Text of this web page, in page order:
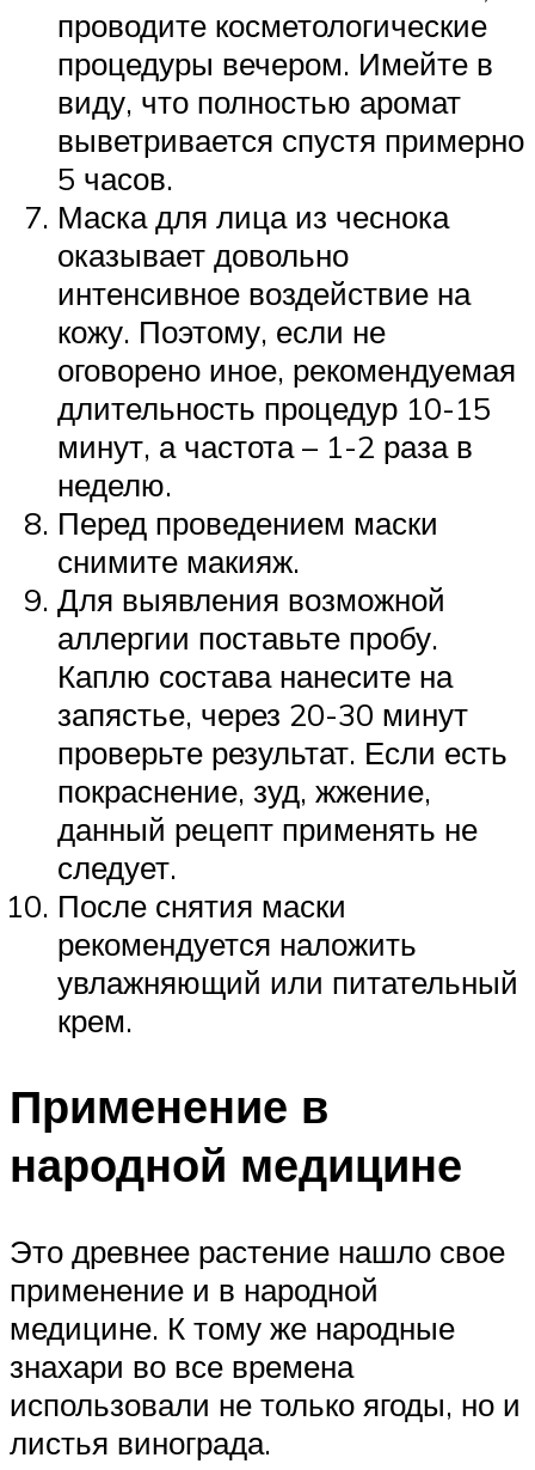
проводите косметологические
процедуры вечером. Имейте в
виду, что полностью аромат
выветривается спустя примерно
5 часов.
Маска для лица из чеснока
оказывает довольно
интенсивное воздействие на
кожу. Поэтому, если не
оговорено иное, рекомендуемая
длительность процедур 10-15
минут, а частота – 1-2 раза в
неделю.
Перед проведением маски
снимите макияж.
Для выявления возможной
аллергии поставьте пробу.
Каплю состава нанесите на
запястье, через 20-30 минут
проверьте результат. Если есть
покраснение, зуд, жжение,
данный рецепт применять не
следует.
После снятия маски
рекомендуется наложить
увлажняющий или питательный
крем.
Применение в
народной медицине
Это древнее растение нашло свое
применение и в народной
медицине. К тому же народные
знахари во все времена
использовали не только ягоды, но и
листья винограда.